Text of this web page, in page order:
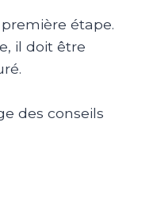
étape.
il doit être
des conseils